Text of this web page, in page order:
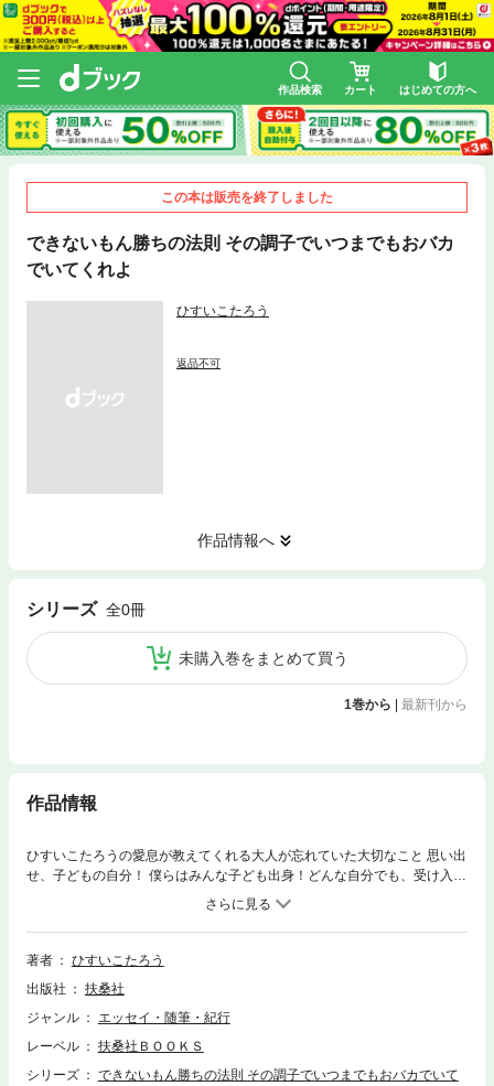
作品検索 カート はじめての方へ
この本は販売を終了しました
できないもん勝ちの法則 その調子でいつまでもおバカ
でいてくれよ
ひすいこたろう
返品不可
作品情報へ
シリーズ 全0冊
未購入巻をまとめて買う
1巻から 最新刊から
作品情報
ひすいこたろうの愛息が教えてくれる大人が忘れていた大切なこと 思い出
せ、子どもの自分！ 僕らはみんな子ども出身！どんな自分でも、受け入れ
られ、認められ、ゆるされ、愛される居場所。そんなHOME【わが家】が
この星全体に広がったら、地球こそ天国になるね――エピローグより
著者
ひすいこたろう
出版社
扶桑社
ジャンル
エッセイ・随筆・紀行
レーベル
扶桑社ＢＯＯＫＳ
シリーズ
できないもん勝ちの法則 その調子でいつまでもおバカでいて